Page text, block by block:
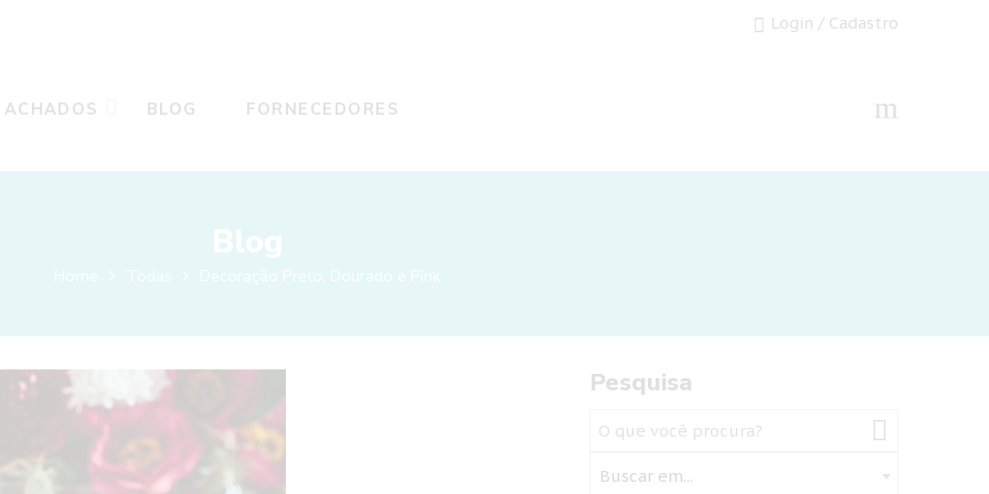
Login / Cadastro
ACHADOS BLOG FORNECEDORES
Blog
Home Todas Decoração Preto, Dourado e Pink
Pesquisa
Buscar em...